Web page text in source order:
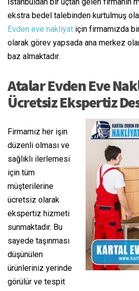
ekstra bedel talebinden kurtulmuş
Evden eve nakliyat için firmamızda
olarak görev yapsada ana merkez
baz almaktadır.
Atalar Evden Eve
Ücretsiz Ekspertiz
Firmamız her işin
düzenli olması ve
sağlıklı ilerlemesi
için tüm
müşterilerine
ücretsiz olarak
ekspertiz hizmeti
sunmaktadır. Bu
sayede taşınması
düşünülen
ürünleriniz yerinde
görülür ve tespit